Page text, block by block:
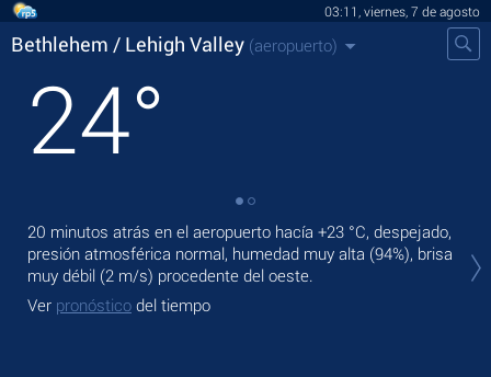
03:11, viernes, 7 de agosto
Bethlehem / Lehigh Valley (aeropuerto)
24°
20 minutos atrás en el aeropuerto hacía +23 °C, despejado,
presión atmosférica normal, humedad muy alta (94%), brisa
muy débil (2 m/s) procedente del oeste.
Ver pronóstico del tiempo